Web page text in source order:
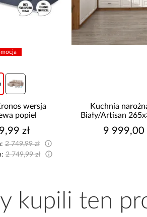
wersja
popiel
zł
2 749,99 zł
2 749,99 zł
Kuchnia
Biały/Artisan
9 999,00
kupili ten